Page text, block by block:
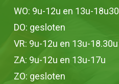
WO: 9u-12u en 13u-18u30
DO: gesloten
VR: 9u-12u en 13u-18.30u
ZA: 9u-12u en 13u-17u
ZO: gesloten